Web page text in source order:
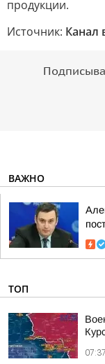
продукции.
Источник: Канал
ВАЖНО
ТОП
07:37